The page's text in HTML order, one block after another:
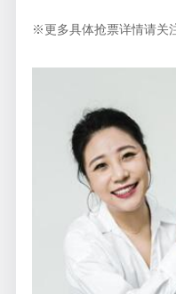
※更多具体抢票详情请关